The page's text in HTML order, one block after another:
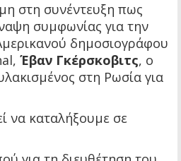
στη συνέντευξη πως
συμφωνίας για την
δημοσιογράφου
Έβαν Γκέρσκοβιτς, ο
στη Ρωσία για
να καταλήξουμε σε